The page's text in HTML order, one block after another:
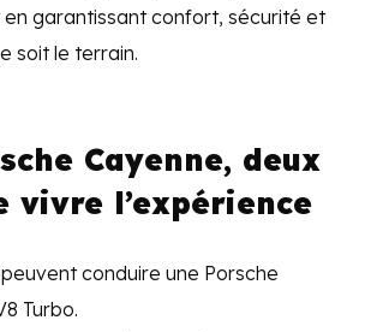
en garantissant confort, sécurité et
soit le terrain.
Cayenne, deux
vivre l’expérience
conduire une Porsche
Turbo.